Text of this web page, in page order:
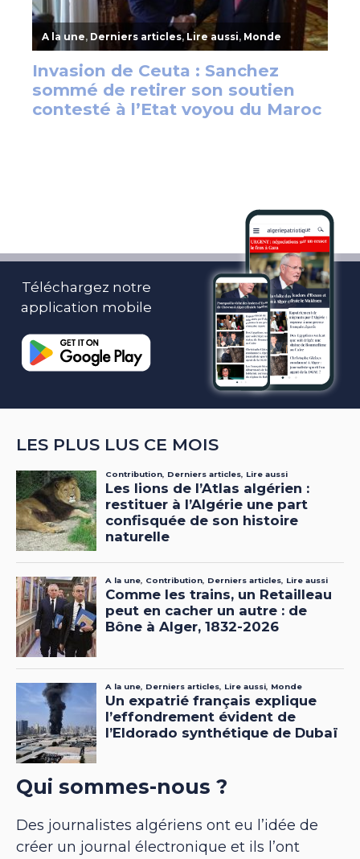
Téléchargez notre
application mobile
LES PLUS LUS CE MOIS
Qui sommes-nous ?
Des journalistes algériens ont eu l’idée de
créer un journal électronique et ils l’ont